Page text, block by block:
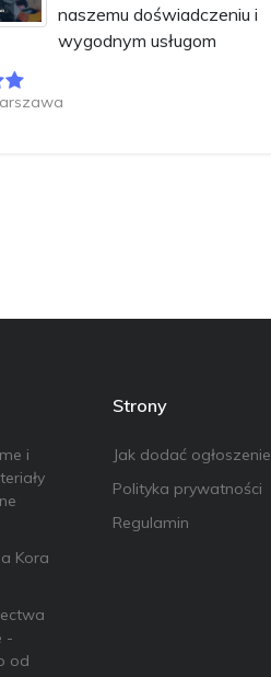
naszemu doświadczeniu i
wygodnym usługom
i
Kora
-
od
Strony
Jak dodać ogłoszenie
Polityka prywatności
Regulamin